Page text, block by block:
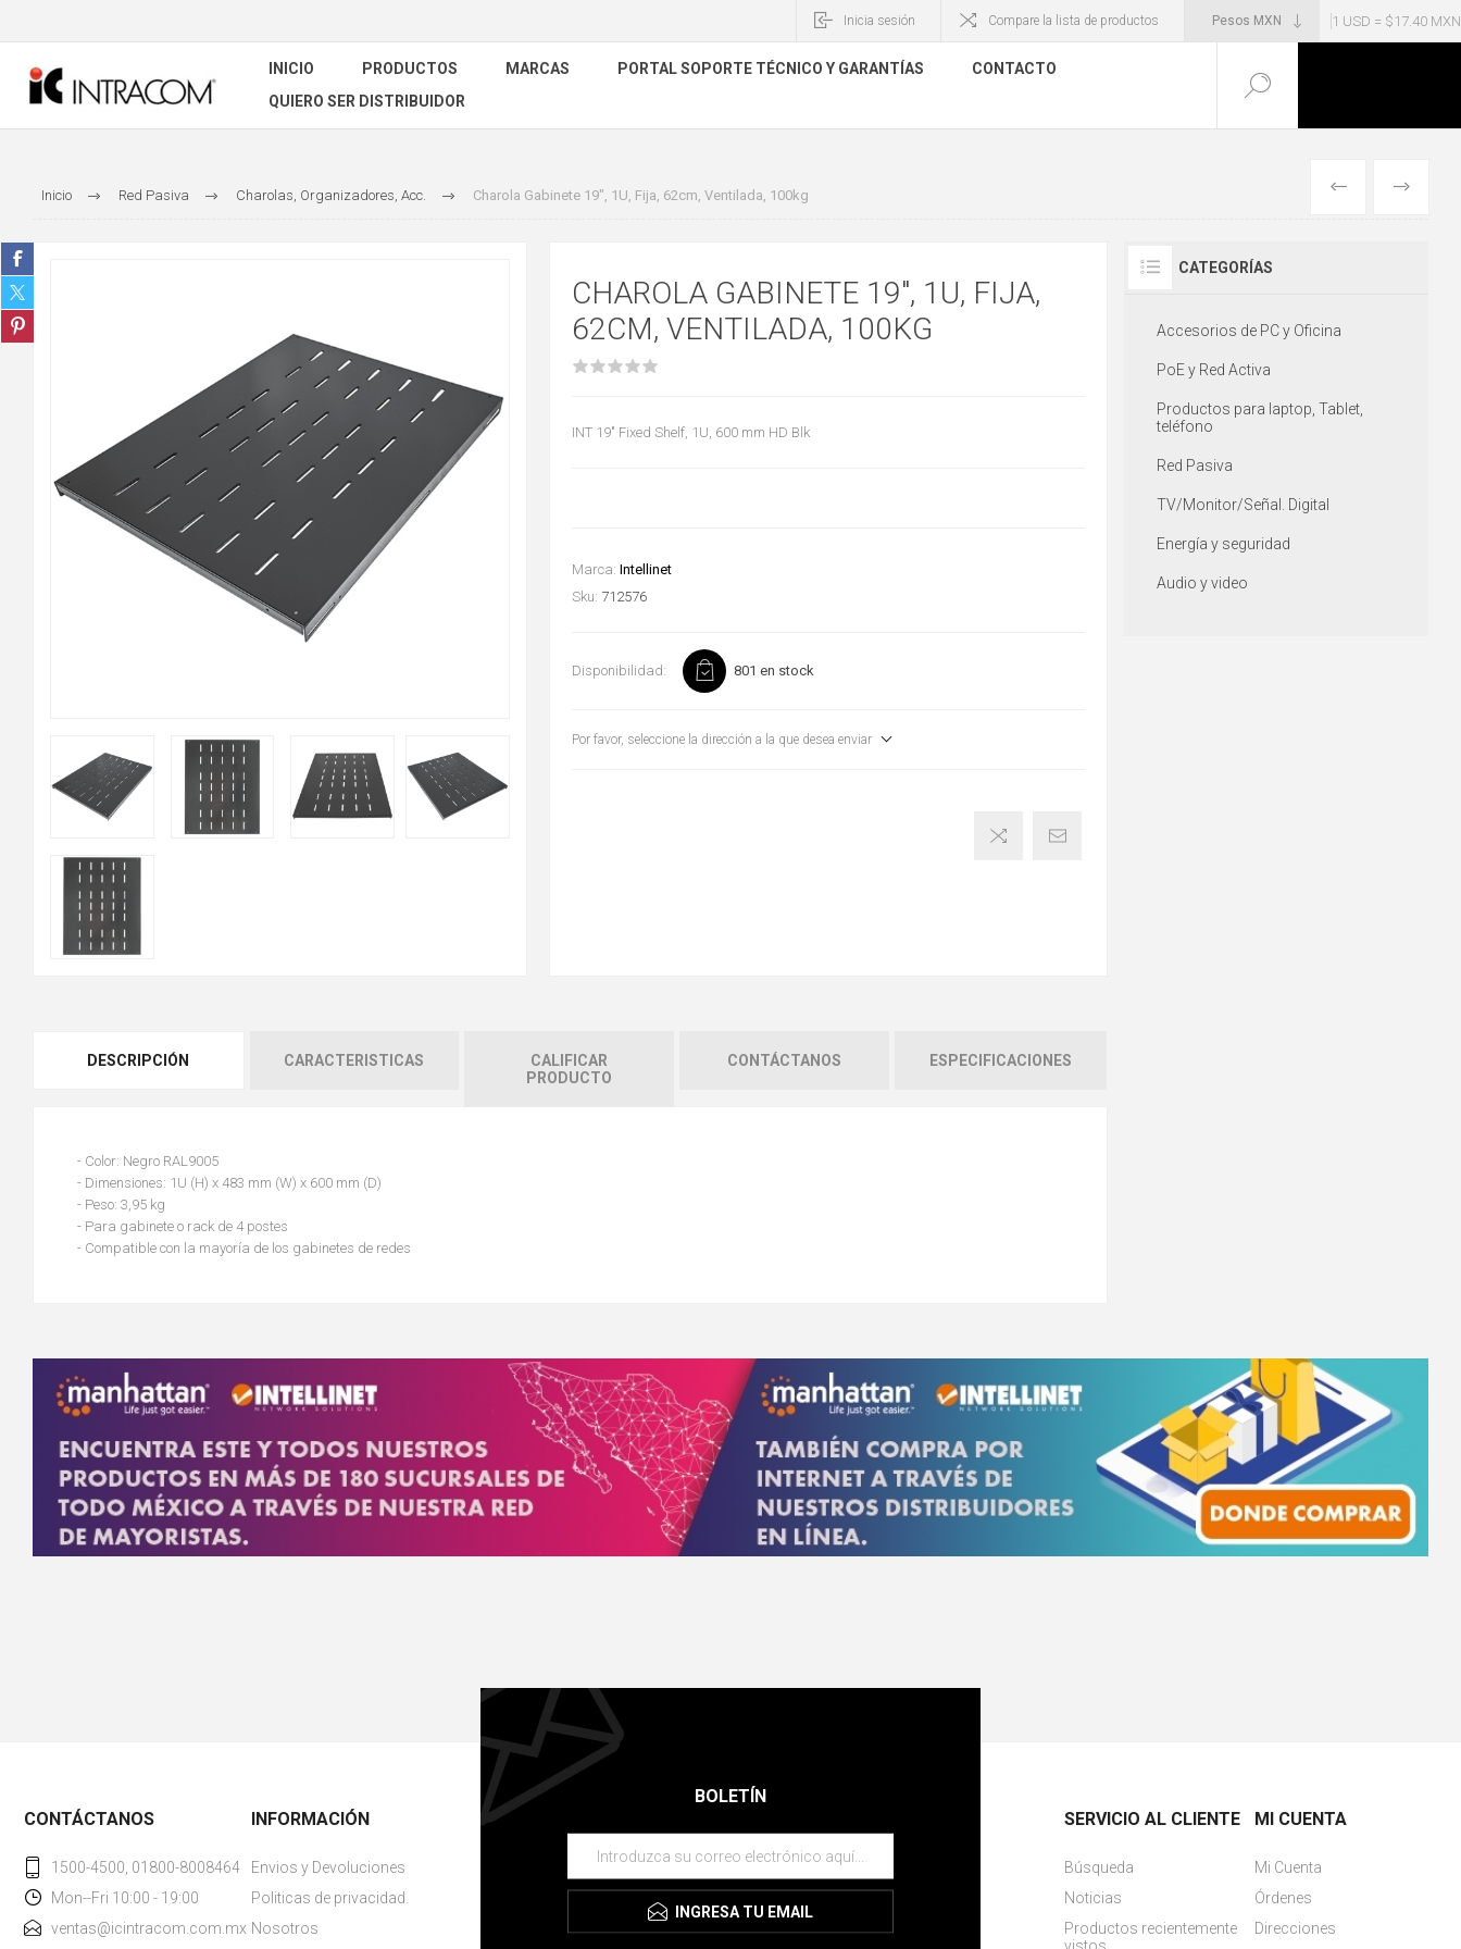
1 USD = $17.40 MXN
Inicia sesión Compare la lista de productos
INICIO PRODUCTOS MARCAS PORTAL SOPORTE TÉCNICO Y GARANTÍAS
CONTACTO
QUIERO SER DISTRIBUIDOR
Inicio Red Pasiva Charolas, Organizadores, Acc. Charola Gabinete 19", 1U, Fija, 62cm, Ventilada, 100kg ANTERIOR
CHAROLA GABINETE 19", 1U, FIJA,
62CM, VENTILADA, 100KG
INT 19" Fixed Shelf, 1U, 600 mm HD Blk
Marca: Intellinet
Sku: 712576
Disponibilidad: 801 en stock
Por favor, seleccione la dirección a la que desea enviar
DESCRIPCIÓN CARACTERISTICAS
CALIFICAR
PRODUCTO
CONTÁCTANOS ESPECIFICACIONES
- Color: Negro RAL9005
- Dimensiones: 1U (H) x 483 mm (W) x 600 mm (D)
- Peso: 3,95 kg
- Para gabinete o rack de 4 postes
- Compatible con la mayoría de los gabinetes de redes
CATEGORÍAS
Accesorios de PC y Oficina
PoE y Red Activa
Productos para laptop, Tablet,
teléfono
Red Pasiva
TV/Monitor/Señal. Digital
Energía y seguridad
Audio y video
BOLETÍN
INGRESA TU EMAIL
CONTÁCTANOS
1500-4500, 01800-8008464
Mon--Fri 10:00 - 19:00
ventas@icintracom.com.mx
INFORMACIÓN
Envios y Devoluciones
Politicas de privacidad.
Nosotros
SERVICIO AL CLIENTE
Búsqueda
Noticias
Productos recientemente
MI CUENTA
Mi Cuenta
Órdenes
Direcciones